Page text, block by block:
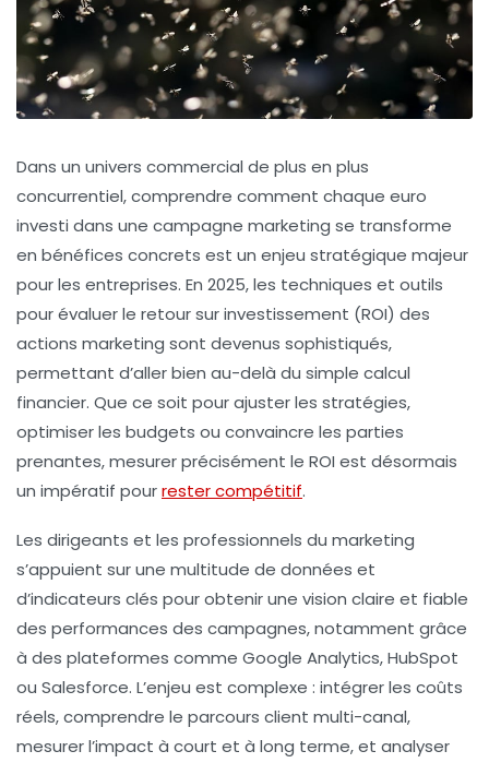
Dans un univers commercial de plus en plus
concurrentiel, comprendre comment chaque euro
investi dans une campagne marketing se transforme
en bénéfices concrets est un enjeu stratégique majeur
pour les entreprises. En 2025, les techniques et outils
pour évaluer le retour sur investissement (ROI) des
actions marketing sont devenus sophistiqués,
permettant d’aller bien au-delà du simple calcul
financier. Que ce soit pour ajuster les stratégies,
optimiser les budgets ou convaincre les parties
prenantes, mesurer précisément le ROI est désormais
un impératif pourrester compétitif.
Les dirigeants et les professionnels du marketing
s’appuient sur une multitude de données et
d’indicateurs clés pour obtenir une vision claire et fiable
des performances des campagnes, notamment grâce
à des plateformes comme Google Analytics, HubSpot
ou Salesforce. L’enjeu est complexe : intégrer les coûts
réels, comprendre le parcours client multi-canal,
mesurer l’impact à court et à long terme, et analyser